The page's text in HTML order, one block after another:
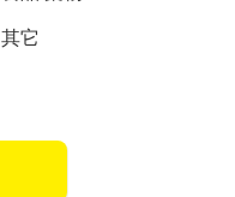
其它